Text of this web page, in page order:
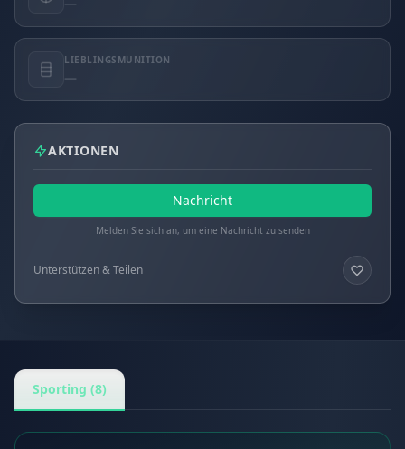
LIEBLINGSMUNITION
—
AKTIONEN
Nachricht
Melden Sie sich an, um eine Nachricht zu senden
Unterstützen & Teilen
Sporting (8)